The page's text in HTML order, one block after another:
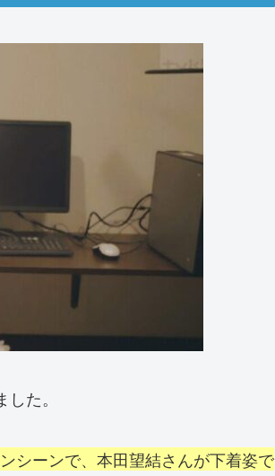
した。
シーンで、本田望結さんが下着姿で